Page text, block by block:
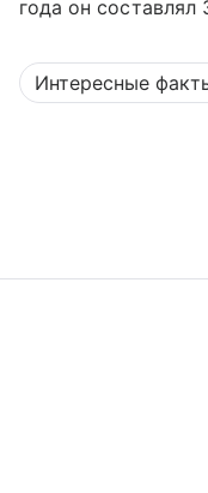
года он составлял
Интересные